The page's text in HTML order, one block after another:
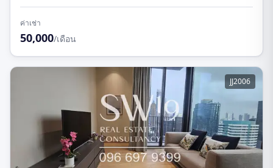
ค่าเช่า
50,000/เดือน
JJ2006